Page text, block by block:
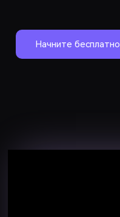
Начните бесплатно